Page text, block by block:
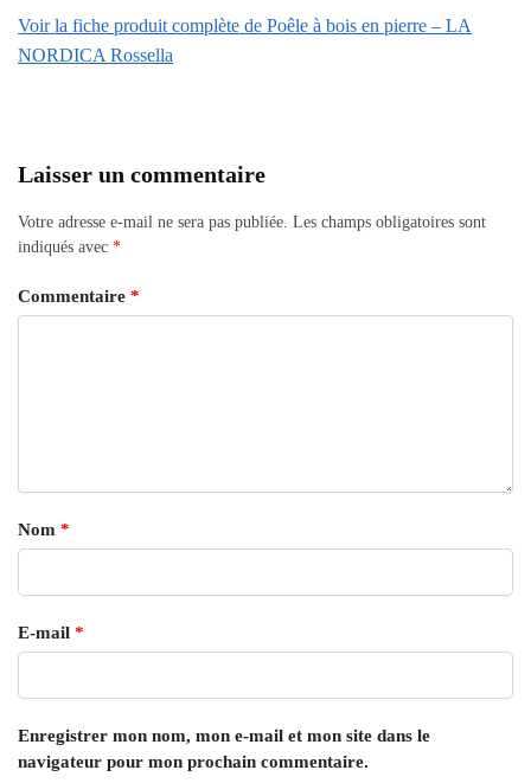
Voir la fiche produit complète de Poêle à bois en pierre – LA
NORDICA Rossella
Laisser un commentaire
Votre adresse e-mail ne sera pas publiée. Les champs obligatoires sont
indiqués avec *
Commentaire *
Nom *
E-mail *
Enregistrer mon nom, mon e-mail et mon site dans le
navigateur pour mon prochain commentaire.